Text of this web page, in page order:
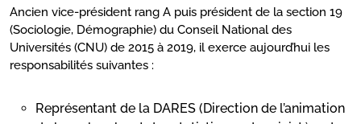
Ancien vice-président rang A puis président de la section 19
(Sociologie, Démographie) du Conseil National des
Universités (CNU) de 2015 à 2019, il exerce aujourd’hui les
responsabilités suivantes :
Représentant de la DARES (Direction de l’animation